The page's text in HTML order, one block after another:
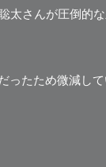
太さんが圧倒的
ったため微減し